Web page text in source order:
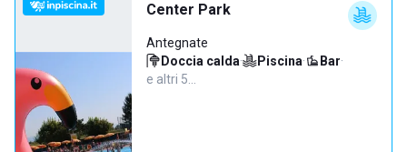
Center Park
Antegnate
Doccia calda· Piscina· Bar·
e altri 5…